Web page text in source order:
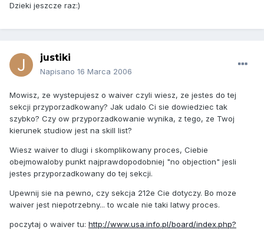
Dzieki jeszcze raz:)
justiki
Napisano 16 Marca 2006
Mowisz, ze wystepujesz o waiver czyli wiesz, ze jestes do tej
sekcji przyporzadkowany? Jak udalo Ci sie dowiedziec tak
szybko? Czy ow przyporzadkowanie wynika, z tego, ze Twoj
kierunek studiow jest na skill list?
Wiesz waiver to dlugi i skomplikowany proces, Ciebie
obejmowaloby punkt najprawdopodobniej "no objection" jesli
jestes przyporzadkowany do tej sekcji.
Upewnij sie na pewno, czy sekcja 212e Cie dotyczy. Bo moze
waiver jest niepotrzebny... to wcale nie taki latwy proces.
poczytaj o waiver tu: http://www.usa.info.pl/board/index.php?